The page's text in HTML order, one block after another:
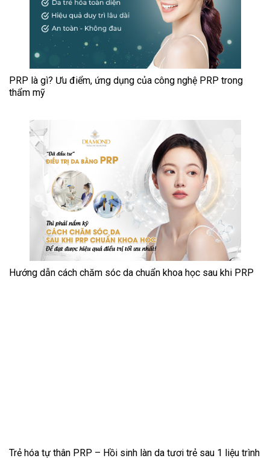
PRP là gì? Ưu điểm, ứng dụng của công nghệ PRP trong
thẩm mỹ
Hướng dẫn cách chăm sóc da chuẩn khoa học sau khi PRP
Trẻ hóa tự thân PRP – Hồi sinh làn da tươi trẻ sau 1 liệu trình